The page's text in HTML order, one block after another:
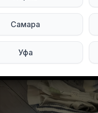
06.08.2026
Самара
Уфа